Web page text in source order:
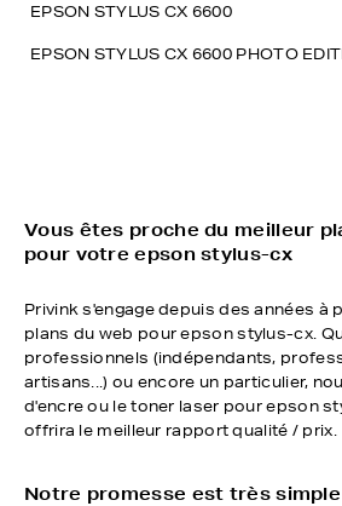
EPSON STYLUS CX 6600
EPSON STYLUS CX 6600 PHOTO
Vous êtes proche du meilleur
pour votre epson stylus-cx
Privink s'engage depuis des années à
plans du web pour epson stylus-cx.
professionnels (indépendants,
artisans...) ou encore un particulier,
d'encre ou le toner laser pour epson
offrira le meilleur rapport qualité / prix.
Notre promesse est très simple